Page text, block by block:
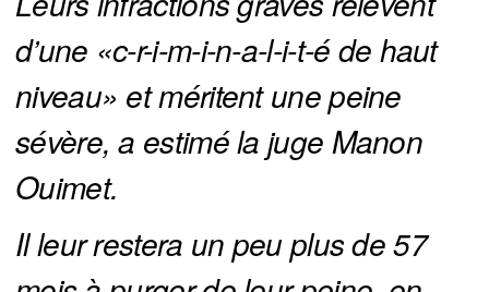
d’une «c-r-i-m-i-n-a-l-i-t-é de haut
niveau» et méritent une peine
sévère, a estimé la juge Manon
Ouimet.
Il leur restera un peu plus de 57